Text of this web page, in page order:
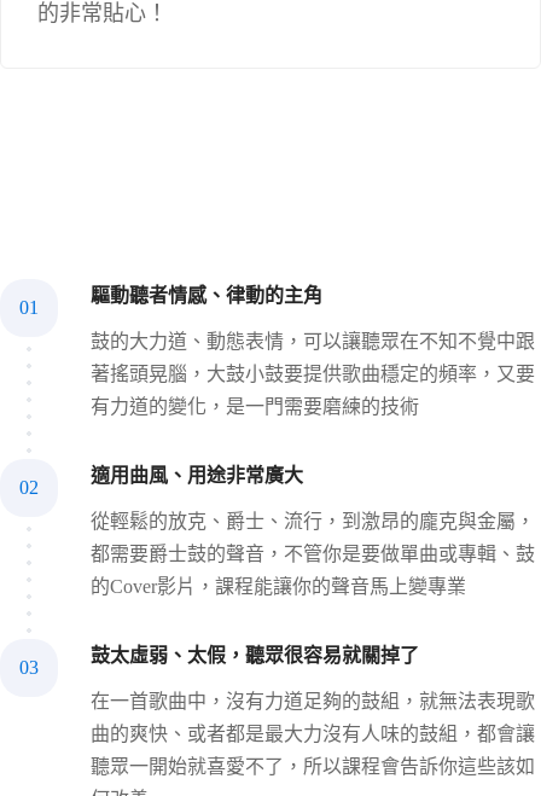
的非常貼心！
01
驅動聽者情感、律動的主角
鼓的大力道、動態表情，可以讓聽眾在不知不覺中跟
著搖頭晃腦，大鼓小鼓要提供歌曲穩定的頻率，又要
有力道的變化，是一門需要磨練的技術
02
適用曲風、用途非常廣大
從輕鬆的放克、爵士、流行，到激昂的龐克與金屬，
都需要爵士鼓的聲音，不管你是要做單曲或專輯、鼓
的Cover影片，課程能讓你的聲音馬上變專業
03
鼓太虛弱、太假，聽眾很容易就關掉了
在一首歌曲中，沒有力道足夠的鼓組，就無法表現歌
曲的爽快、或者都是最大力沒有人味的鼓組，都會讓
聽眾一開始就喜愛不了，所以課程會告訴你這些該如